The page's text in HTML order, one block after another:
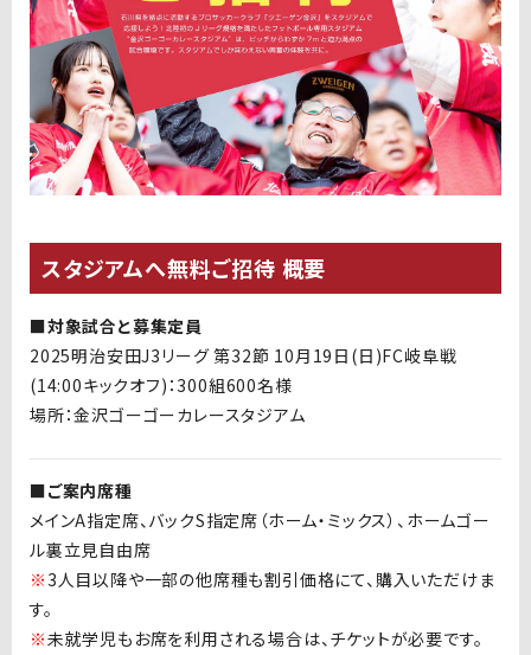
スタジアムへ無料ご招待 概要
■対象試合と募集定員
2025明治安田J3リーグ 第32節 10月19日(日)FC岐阜戦
(14:00キックオフ)：300組600名様
場所：金沢ゴーゴーカレースタジアム
■ご案内席種
メインA指定席、バックS指定席（ホーム・ミックス）、ホームゴー
ル裏立見自由席
※ 3人目以降や一部の他席種も割引価格にて、購入いただけま
す。
※未就学児もお席を利用される場合は、チケットが必要です。